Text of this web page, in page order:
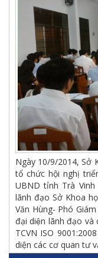
Ngày 10/9/2014, Sở
tổ chức hội nghị
UBND tỉnh Trà
lãnh đạo Sở Khoa
Văn Hùng- Phó
đại diện lãnh đạo và
TCVN ISO
diện các cơ quan tư